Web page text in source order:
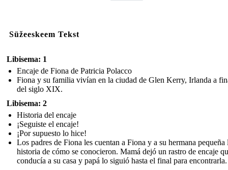
Süžeeskeem Tekst
Libisema: 1
Encaje de Fiona de Patricia Polacco
Fiona y su familia vivían en la ciudad de Glen Kerry, Irlanda a
del siglo XIX.
Libisema: 2
Historia del encaje
¡Seguiste el encaje!
¡Por supuesto lo hice!
Los padres de Fiona les cuentan a Fiona y a su hermana pequeña
historia de cómo se conocieron. Mamá dejó un rastro de encaje
conducía a su casa y papá lo siguió hasta el final para encontrarla.